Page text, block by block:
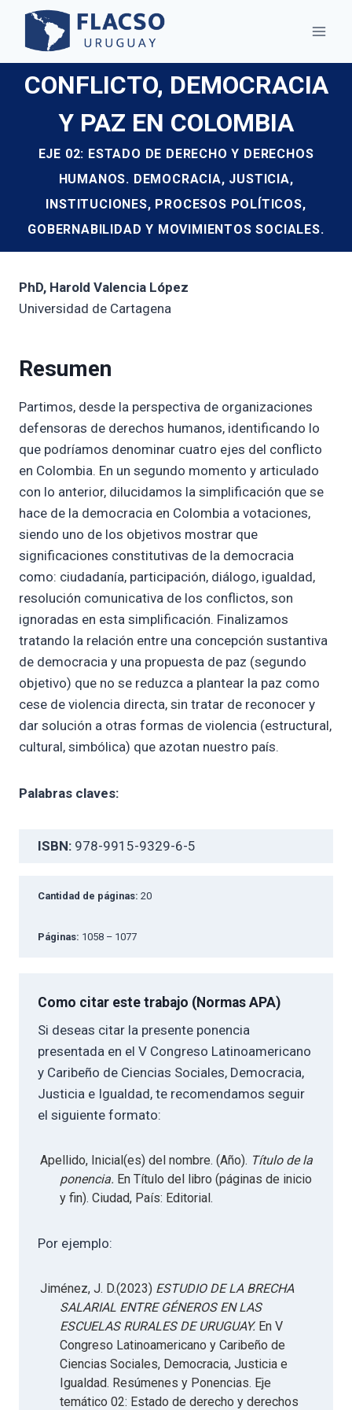
Saltar
contenido
CONFLICTO, DEMOCRACIA
Y PAZ EN COLOMBIA
EJE 02: ESTADO DE DERECHO Y DERECHOS
HUMANOS. DEMOCRACIA, JUSTICIA,
INSTITUCIONES, PROCESOS POLÍTICOS,
GOBERNABILIDAD Y MOVIMIENTOS SOCIALES.
PhD, Harold Valencia López
Universidad de Cartagena
Resumen
Partimos, desde la perspectiva de organizaciones
defensoras de derechos humanos, identificando lo
que podríamos denominar cuatro ejes del conflicto
en Colombia. En un segundo momento y articulado
con lo anterior, dilucidamos la simplificación que se
hace de la democracia en Colombia a votaciones,
siendo uno de los objetivos mostrar que
significaciones constitutivas de la democracia
como: ciudadanía, participación, diálogo, igualdad,
resolución comunicativa de los conflictos, son
ignoradas en esta simplificación. Finalizamos
tratando la relación entre una concepción sustantiva
de democracia y una propuesta de paz (segundo
objetivo) que no se reduzca a plantear la paz como
cese de violencia directa, sin tratar de reconocer y
dar solución a otras formas de violencia (estructural,
cultural, simbólica) que azotan nuestro país.
Palabras claves:
ISBN: 978-9915-9329-6-5
Cantidad de páginas: 20
Páginas: 1058 – 1077
Como citar este trabajo (Normas APA)
Si deseas citar la presente ponencia
presentada en el V Congreso Latinoamericano
y Caribeño de Ciencias Sociales, Democracia,
Justicia e Igualdad, te recomendamos seguir
el siguiente formato:
Apellido, Inicial(es) del nombre. (Año). Título de la
ponencia. En Título del libro (páginas de inicio
y fin). Ciudad, País: Editorial.
Por ejemplo:
Jiménez, J. D.(2023) ESTUDIO DE LA BRECHA
SALARIAL ENTRE GÉNEROS EN LAS
ESCUELAS RURALES DE URUGUAY. En V
Congreso Latinoamericano y Caribeño de
Ciencias Sociales, Democracia, Justicia e
Igualdad. Resúmenes y Ponencias. Eje
temático 02: Estado de derecho y derechos